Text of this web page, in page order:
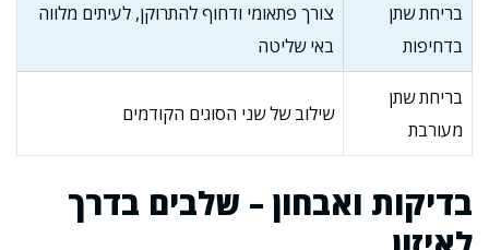
בריחת שתן
בדחיפות
צורך פתאומי ודחוף להתרוקן, לעיתים מלווה
באי שליטה
בריחת שתן
מעורבת
שילוב של שני הסוגים הקודמים
בדיקות ואבחון – שלבים בדרך